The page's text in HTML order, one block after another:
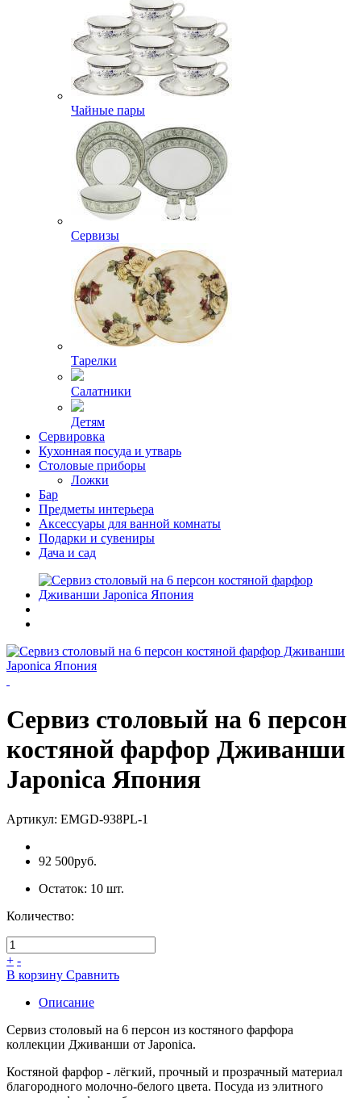
Чайные пары
Сервизы
Тарелки
Салатники
Детям
Сервировка
Кухонная посуда и утварь
Столовые приборы
Ложки
Бар
Предметы интерьера
Аксессуары для ванной комнаты
Подарки и сувениры
Дача и сад
Сервиз столовый на 6 персон
костяной фарфор Дживанши
Japonica Япония
Артикул: EMGD-938PL-1
92 500руб.
Остаток: 10 шт.
Количество:
+ -
В коpзину Сpавнить
Описание
Сервиз столовый на 6 персон из костяного фарфора
коллекции Дживанши от Japonica.
Костяной фарфор - лёгкий, прочный и прозрачный материал
благородного молочно-белого цвета. Посуда из элитного